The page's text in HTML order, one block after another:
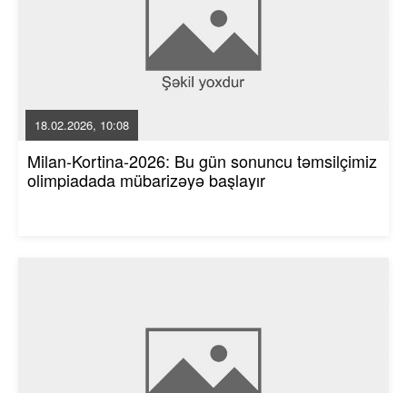
18.02.2026, 10:08
Milan-Kortina-2026: Bu gün sonuncu təmsilçimiz
olimpiadada mübarizəyə başlayır